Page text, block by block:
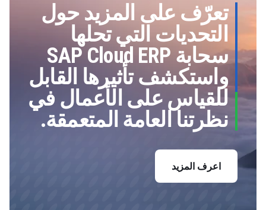
تعرّف على المزيد حول
التحديات التي تحلها
سحابة SAP Cloud ERP
واستكشف تأثيرها القابل
للقياس على الأعمال في
نظرتنا العامة المتعمقة.
اعرف المزيد